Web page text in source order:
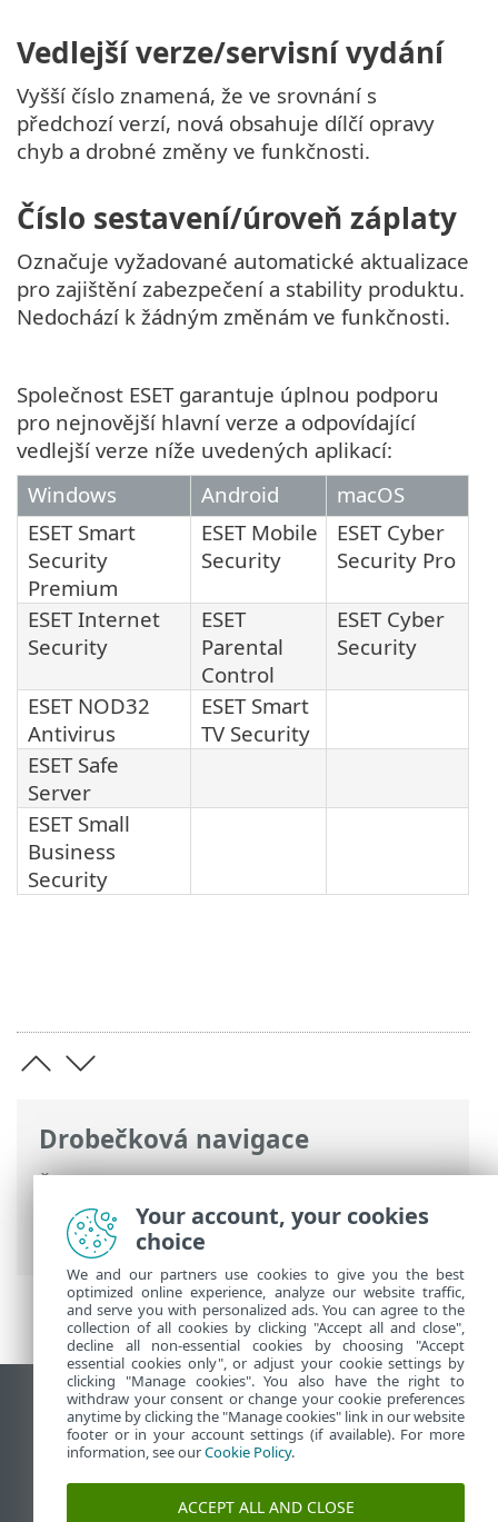
Drobečková navigace
Životní cyklus produktů ESET>Politika
konce životního cyklu pro domácnosti a
malé firmy>Pravidla číslování verzí
Vedlejší verze/servisní vydání
Vyšší číslo znamená, že ve srovnání s
předchozí verzí, nová obsahuje dílčí opravy
chyb a drobné změny ve funkčnosti.
Číslo sestavení/úroveň záplaty
Označuje vyžadované automatické aktualizace
pro zajištění zabezpečení a stability produktu.
Nedochází k žádným změnám ve funkčnosti.
Společnost ESET garantuje úplnou podporu
pro nejnovější hlavní verze a odpovídající
vedlejší verze níže uvedených aplikací:
Windows
Android
macOS
ESET Smart
Security
Premium
ESET Mobile
Security
ESET Cyber
Security Pro
ESET Internet
Security
ESET
Parental
Control
ESET Cyber
Security
ESET NOD32
Antivirus
ESET Smart
TV Security
ESET Safe
Server
ESET Small
Business
Security
Zobrazit verzi pro počítač
End of Life
ESET Databáze znalostí
Your account, your cookies
choice
We and our partners use cookies to give you the best
optimized online experience, analyze our website traffic,
and serve you with personalized ads. You can agree to the
collection of all cookies by clicking "Accept all and close",
decline all non-essential cookies by choosing "Accept
essential cookies only", or adjust your cookie settings by
clicking "Manage cookies". You also have the right to
withdraw your consent or change your cookie preferences
anytime by clicking the "Manage cookies" link in our website
footer or in your account settings (if available). For more
information, see ourCookie Policy.
ACCEPT ALL AND CLOSE